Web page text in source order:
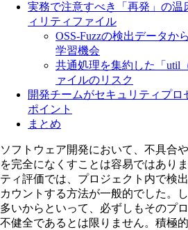
実務で注意すべき「再発」の温
ィリティファイル
OSS-Fuzzの検出データか
学習機会
共通処理を集約した「util
ァイルのリスク
開発チームがセキュリティプ
ポイント
まとめ
ソフトウェア開発において、不具合
を完全になくすことは容易ではあり
ティ評価では、プロジェクト内で検
カウントする方法が一般的でした。
多いからといって、必ずしもそのプ
不健全であるとは限りません。積極